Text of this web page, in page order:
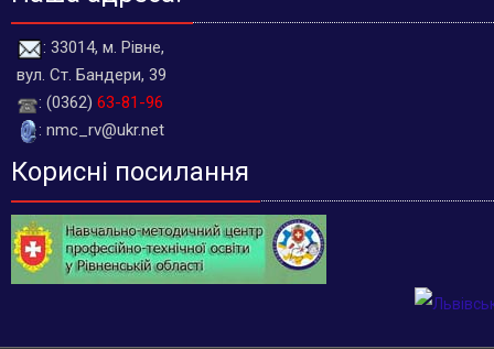
: 33014, м. Рівне,
вул. Ст. Бандери, 39
: (0362) 63-81-96
: nmc_rv@ukr.net
Корисні посилання